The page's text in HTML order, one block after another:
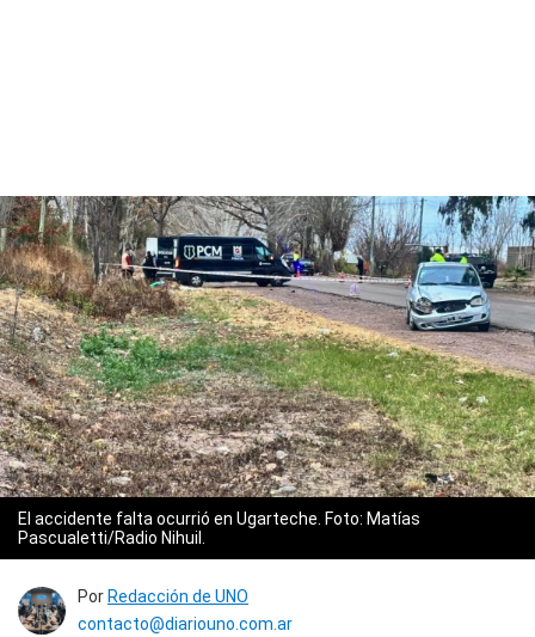
El accidente falta ocurrió en Ugarteche. Foto: Matías
Pascualetti/Radio Nihuil.
Por Redacción de UNO
contacto@diariouno.com.ar